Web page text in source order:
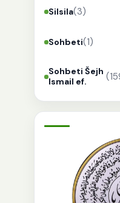
Silsila(3)
Sohbeti(1)
Sohbeti Šejh
Ismail ef.